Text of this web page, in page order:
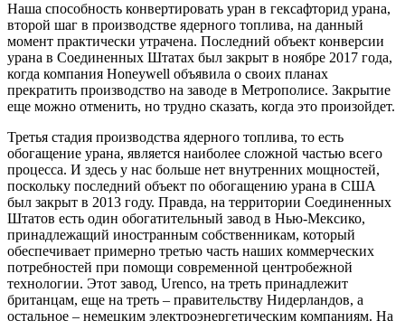
Наша способность конвертировать уран в гексафторид урана,
второй шаг в производстве ядерного топлива, на данный
момент практически утрачена. Последний объект конверсии
урана в Соединенных Штатах был закрыт в ноябре 2017 года,
когда компания Honeywell объявила о своих планах
прекратить производство на заводе в Метрополисе. Закрытие
еще можно отменить, но трудно сказать, когда это произойдет.
Третья стадия производства ядерного топлива, то есть
обогащение урана, является наиболее сложной частью всего
процесса. И здесь у нас больше нет внутренних мощностей,
поскольку последний объект по обогащению урана в США
был закрыт в 2013 году. Правда, на территории Соединенных
Штатов есть один обогатительный завод в Нью-Мексико,
принадлежащий иностранным собственникам, который
обеспечивает примерно третью часть наших коммерческих
потребностей при помощи современной центробежной
технологии. Этот завод, Urenco, на треть принадлежит
британцам, еще на треть – правительству Нидерландов, а
остальное – немецким электроэнергетическим компаниям. На